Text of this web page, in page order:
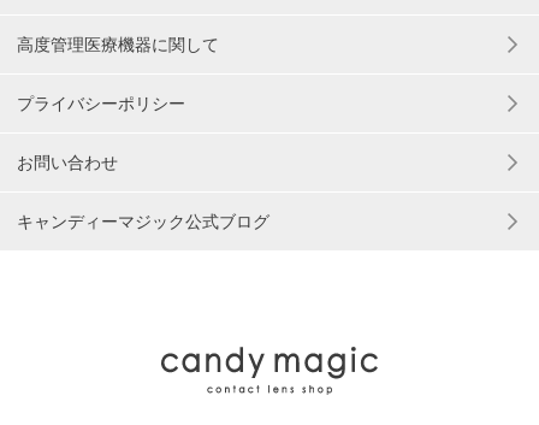
高度管理医療機器に関して
プライバシーポリシー
お問い合わせ
キャンディーマジック公式ブログ